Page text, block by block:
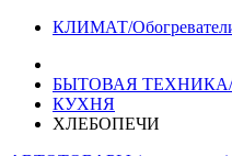
КЛИМАТ/
БЫТОВАЯ ТЕХНИКА/
КУХНЯ
ХЛЕБОПЕЧИ